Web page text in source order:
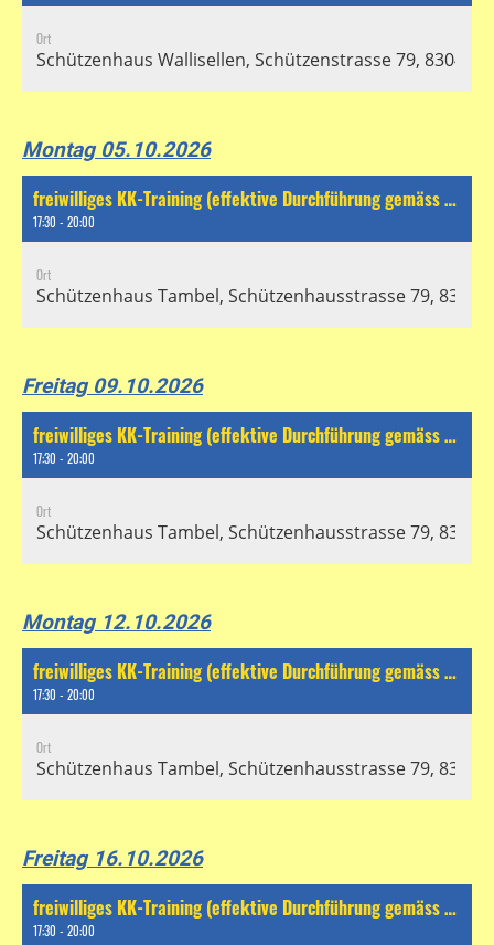
Ort
Schützenhaus Wallisellen, Schützenstrasse 79, 8304
Montag 05.10.2026
freiwilliges KK-Training (effektive Durchführung gemäss separatem Chat)
17:30 - 20:00
Ort
Schützenhaus Tambel, Schützenhausstrasse 79, 8304
Freitag 09.10.2026
freiwilliges KK-Training (effektive Durchführung gemäss separatem Chat)
17:30 - 20:00
Ort
Schützenhaus Tambel, Schützenhausstrasse 79, 8304
Montag 12.10.2026
freiwilliges KK-Training (effektive Durchführung gemäss separatem Chat)
17:30 - 20:00
Ort
Schützenhaus Tambel, Schützenhausstrasse 79, 8304
Freitag 16.10.2026
freiwilliges KK-Training (effektive Durchführung gemäss separatem Chat)
17:30 - 20:00